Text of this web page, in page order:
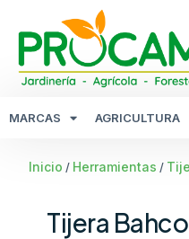
MARCAS AGRICULTURA
Inicio / Herramientas /
Tijera